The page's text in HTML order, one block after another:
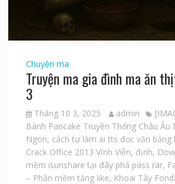
Chuyện ma
Truyện ma gia đình ma ăn
3
Tháng 10 3, 2025 admin
Bánh Pancake Truyền Thống Châu
Ngon, cách tự làm ai tts đọc văn bảng
Crack Office 2013 Vĩnh Viễn, định,
mềm isunshare tại đây phá pass rar,
– Phần mềm tăng like, Khoai Tây